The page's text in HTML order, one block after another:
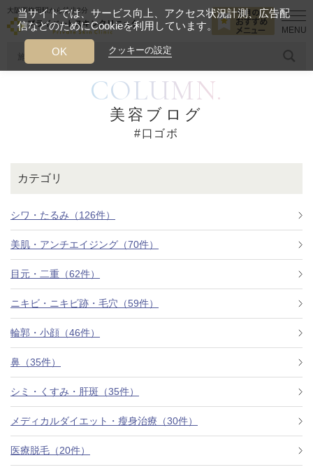
大阪西梅田駅から徒歩2分
糸リフト ヒアルロン酸
今月のおすすめメニュー
クリニックについて
料金一覧
施術症例
初めての方へ
口ゴボ
COLUMN.
美容ブログ
#口ゴボ
カテゴリ
シワ・たるみ（126件）
美肌・アンチエイジング（70件）
目元・二重（62件）
ニキビ・ニキビ跡・毛穴（59件）
輪郭・小顔（46件）
鼻（35件）
シミ・くすみ・肝斑（35件）
メディカルダイエット・瘦身治療（30件）
医療脱毛（20件）
当サイトでは、サービス向上、アクセス状況計測、広告配
信などのためにCookieを利用しています。
クッキーの設定
OK